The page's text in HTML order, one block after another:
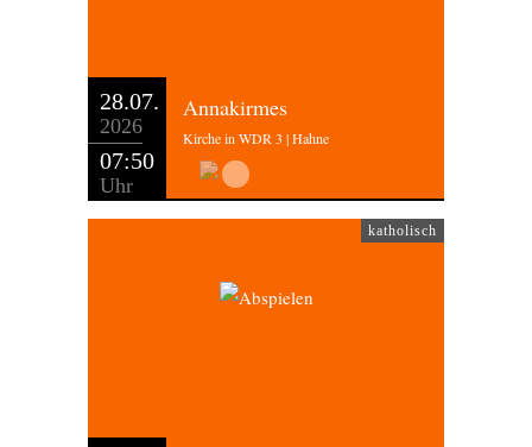
28.07.
2026
07:50
Uhr
Annakirmes
Kirche in WDR 3 | Hahne
katholisch